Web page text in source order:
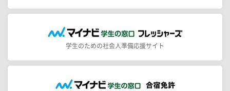
学生のための社会人準備応援サイト